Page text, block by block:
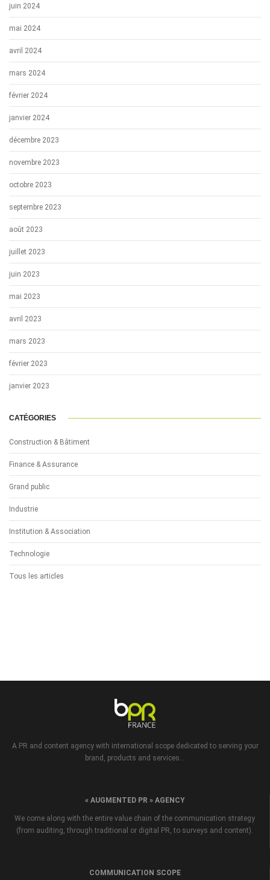
juin 2024
mai 2024
avril 2024
mars 2024
février 2024
janvier 2024
décembre 2023
novembre 2023
octobre 2023
septembre 2023
août 2023
juillet 2023
juin 2023
mai 2023
avril 2023
mars 2023
février 2023
janvier 2023
CATÉGORIES
Construction & Bâtiment
Finance & Assurance
Grand public
Industrie
Institution & Association
Technologie
Tous les articles
A PR and content agency with international scope dedicated to serving your
brand, products and services...
« AUGMENTED PR » AGENCY
We come along with the entire value chain of the communication strategy
(from auditing, through traditional or digital PR, to surveys and content).
COMMUNICATION SCOPE